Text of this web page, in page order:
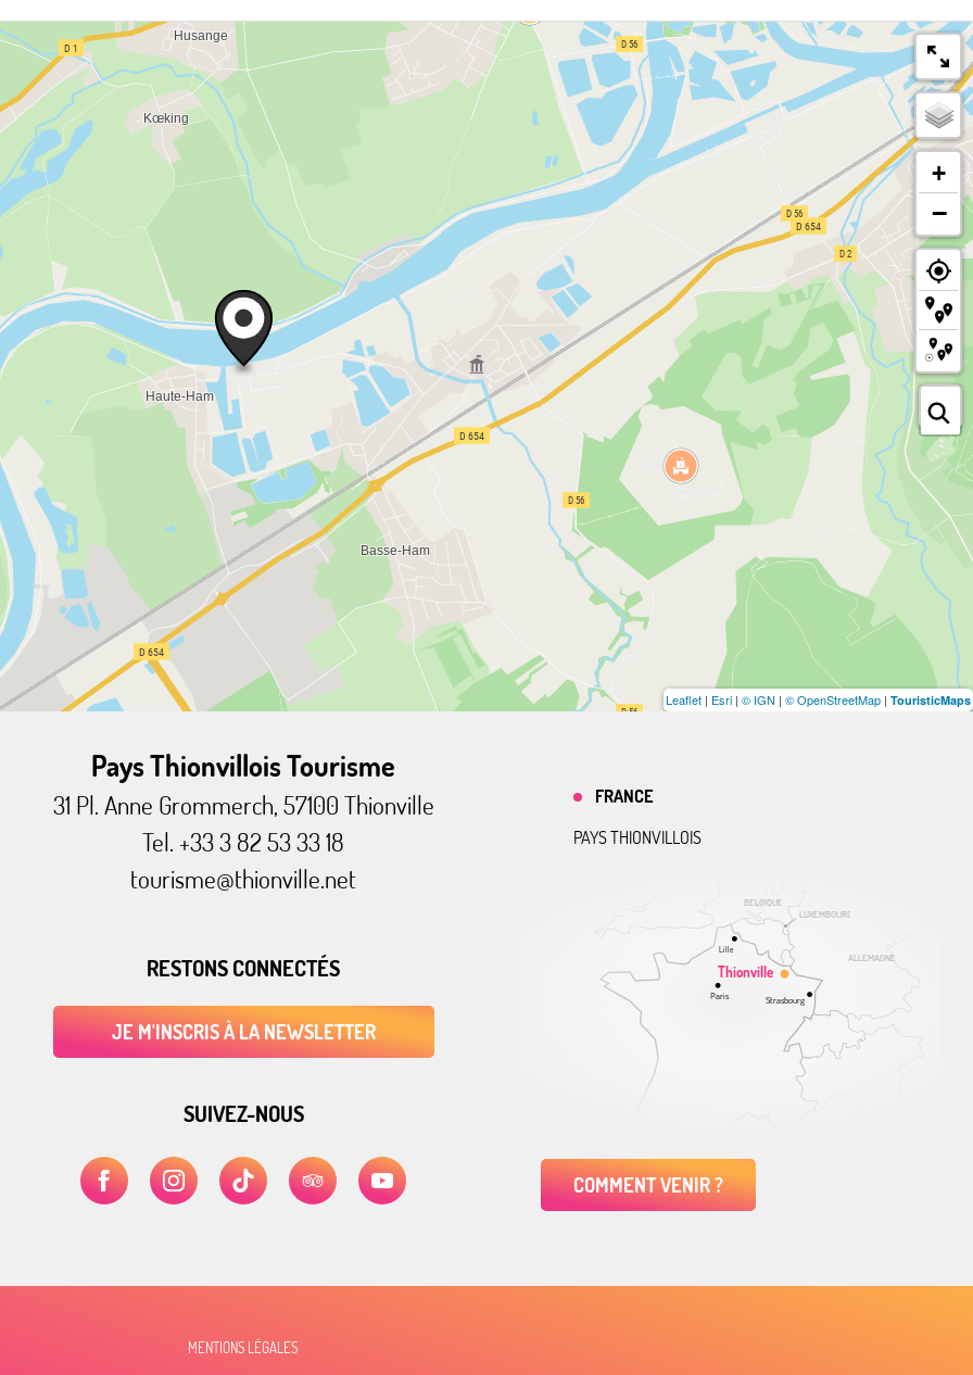
+
−
Leaflet | Esri | © IGN | © OpenStreetMap | TouristicMaps
Pays Thionvillois Tourisme
31 Pl. Anne Grommerch, 57100 Thionville
Tel. +33 3 82 53 33 18
tourisme@thionville.net
RESTONS CONNECTÉS
JE M'INSCRIS À LA NEWSLETTER
SUIVEZ-NOUS
ALLEMAGNE
BELGIQUE
LUXEMBOURG
Thionville
Lille
Paris Strasbourg
FRANCE
PAYS THIONVILLOIS
COMMENT VENIR ?
MENTIONS LÉGALES